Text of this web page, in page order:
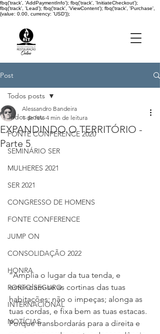
fbq('track', 'AddPaymentInfo'); fbq('track', 'InitiateCheckout');
fbq('track', 'Lead'); fbq('track', 'ViewContent'); fbq('track', 'Purchase',
{value: 0.00, currency: 'USD'});
Post
Todos posts
FONTE CONFERENCE 2020
SEMINÁRIO SER
MULHERES 2021
SER 2021
CONGRESSO DE HOMENS
FONTE CONFERENCE
JUMP ON
CONSOLIDAÇÃO 2022
HONRA
PORTO SEGURO
INTERNACIONAL
NOTÍCIAS
Todos posts
EXPANDINDO O TERRITÓRIO -
Parte 5
Alessandro Bandeira
1 de fev. 4 min de leitura
“Amplia o lugar da tua tenda, e
estendam-se as cortinas das tuas
habitações; não o impeças; alonga as
tuas cordas, e fixa bem as tuas estacas.
Porque transbordarás para a direita e